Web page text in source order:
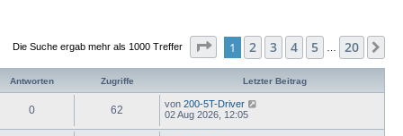
Die Suche ergab mehr als 1000 Treffer Seite 1von 20
1 2 3 4 5 20
Antworten Zugriffe Letzter Beitrag
0 62 von 200-5T-Driver
02 Aug 2026, 12:05